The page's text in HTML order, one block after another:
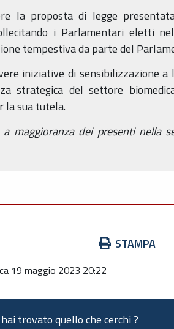
la proposta di legge
i Parlamentari eletti
tempestiva da parte del
iniziative di sensibilizzazione
strategica del settore
la sua tutela.
a maggioranza dei presenti nella
STAMPA
19 maggio 2023 20:22
trovato quello che cerchi ?